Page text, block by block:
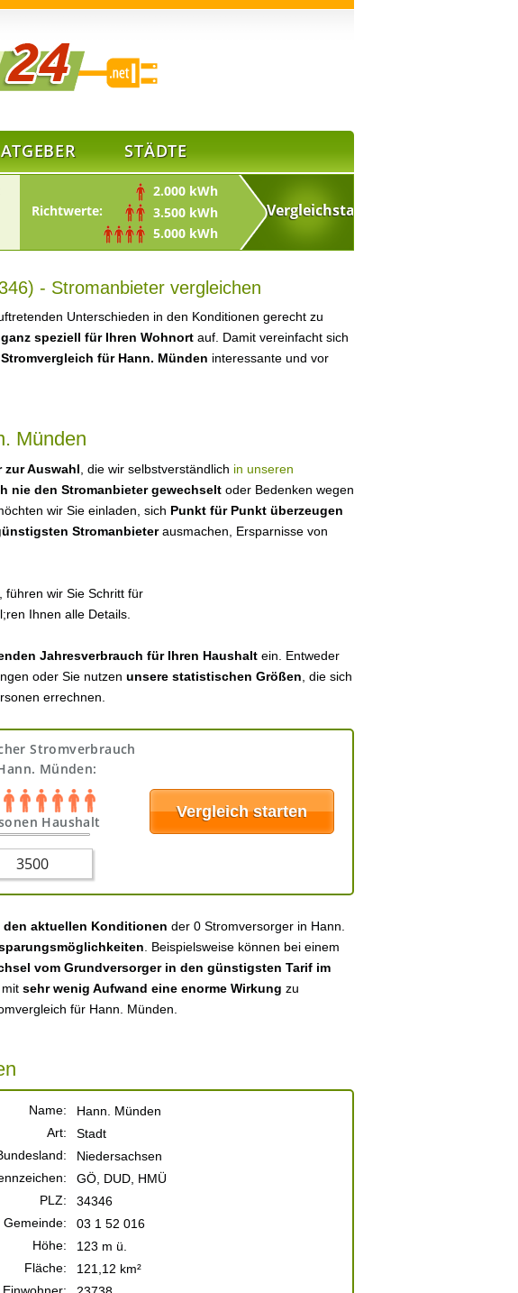
STÄDTE
Richtwerte:
2.000 kWh
3.500 kWh
5.000 kWh
- Stromanbieter vergleichen
Unterschieden in den Konditionen gerecht zu
speziell für Ihren Wohnort auf. Damit vereinfacht sich
Stromvergleich für Hann. Münden interessante und vor
Münden
zur Auswahl , die wir selbstverständlich in unseren
nie den Stromanbieter gewechselt oder Bedenken wegen
wir Sie einladen, sich Punkt für Punkt überzeugen
Stromanbieterausmachen, Ersparnisse von
führen wir Sie Schritt für
Ihnen alle Details.
Jahresverbrauch für Ihren Haushalt ein. Entweder
oder Sie nutzen unsere statistischen Größen , die sich
errechnen.
Stromverbrauch
Münden:
Haushalt
aktuellen Konditionen der 0 Stromversorger in Hann.
. Beispielsweise können bei einem
vom Grundversorger in den günstigsten Tarif im
sehr wenig Aufwand eine enorme Wirkung zu
für Hann. Münden.
Name:
Hann. Münden
Art:
Stadt
Niedersachsen
GÖ, DUD, HMÜ
PLZ:
34346
03 1 52 016
Höhe:
123 m ü.
Fläche:
121,12 km²